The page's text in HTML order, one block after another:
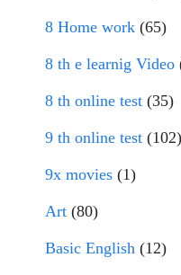
8 Home work (65)
8 th e learnig Video
8 th online test (35)
9 th online test (102)
9x movies (1)
Art (80)
Basic English (12)